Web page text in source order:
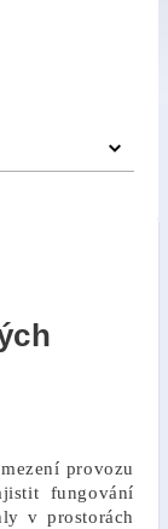
provozu
fungování
v prostorách